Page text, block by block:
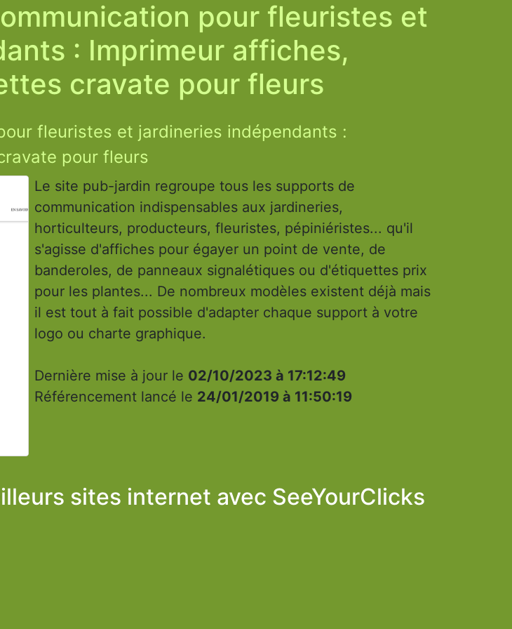
pour fleuristes et
: Imprimeur affiches,
cravate pour fleurs
fleuristes et jardineries indépendants :
pour fleurs
Le site pub-jardin regroupe tous les supports de
communication indispensables aux jardineries,
horticulteurs, producteurs, fleuristes, pépiniéristes... qu'il
s'agisse d'affiches pour égayer un point de vente, de
banderoles, de panneaux signalétiques ou d'étiquettes prix
pour les plantes... De nombreux modèles existent déjà mais
il est tout à fait possible d'adapter chaque support à votre
logo ou charte graphique.
Dernière mise à jour le 02/10/2023 à 17:12:49
Référencement lancé le 24/01/2019 à 11:50:19
sites internet avec SeeYourClicks